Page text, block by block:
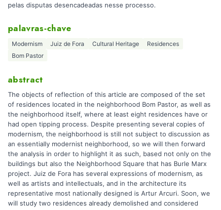
pelas disputas desencadeadas nesse processo.
palavras-chave
Modernism Juiz de Fora Cultural Heritage
Residences
Bom Pastor
abstract
The objects of reflection of this article are composed of the set
of residences located in the neighborhood Bom Pastor, as well as
the neighborhood itself, where at least eight residences have or
had open tipping process. Despite presenting several copies of
modernism, the neighborhood is still not subject to discussion as
an essentially modernist neighborhood, so we will then forward
the analysis in order to highlight it as such, based not only on the
buildings but also the Neighborhood Square that has Burle Marx
project. Juiz de Fora has several expressions of modernism, as
well as artists and intellectuals, and in the architecture its
representative most nationally designed is Artur Arcuri. Soon, we
will study two residences already demolished and considered